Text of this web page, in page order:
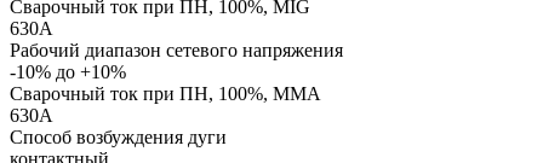
Сварочный ток при ПН, 100%, MIG
630А
Рабочий диапазон сетевого напряжения
-10% до +10%
Сварочный ток при ПН, 100%, MMA
630А
Способ возбуждения дуги
контактный